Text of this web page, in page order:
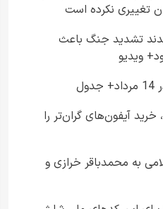
تغییری نکرده است
تشدید جنگ باعث
ویدیو
آیفون‌های گران‌تر را
به محمدباقر خرازی و